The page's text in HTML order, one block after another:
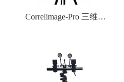
Correlimage-Pro 三维全